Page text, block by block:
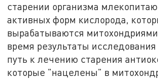
старении организма
активных форм кислорода,
вырабатываются
время результаты
путь к лечению старения
которые "нацелены" в